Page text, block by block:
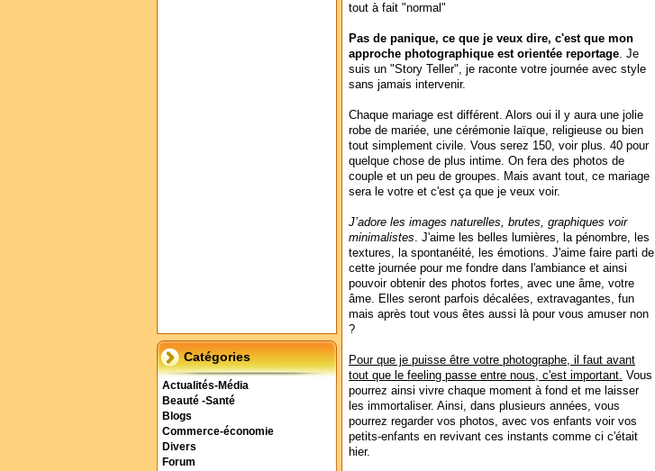
Catégories
Actualités-Média
Beauté -Santé
Blogs
Commerce-économie
Divers
Forum
tout à fait "normal"
Pas de panique, ce que je veux dire, c'est que mon
approche photographique est orientée reportage. Je
suis un "Story Teller", je raconte votre journée avec style
sans jamais intervenir.
Chaque mariage est différent. Alors oui il y aura une jolie
robe de mariée, une cérémonie laïque, religieuse ou bien
tout simplement civile. Vous serez 150, voir plus. 40 pour
quelque chose de plus intime. On fera des photos de
couple et un peu de groupes. Mais avant tout, ce mariage
sera le votre et c'est ça que je veux voir.
J’adore les images naturelles, brutes, graphiques voir
minimalistes. J'aime les belles lumières, la pénombre, les
textures, la spontanéité, les émotions. J'aime faire parti de
cette journée pour me fondre dans l'ambiance et ainsi
pouvoir obtenir des photos fortes, avec une âme, votre
âme. Elles seront parfois décalées, extravagantes, fun
mais après tout vous êtes aussi là pour vous amuser non
?
Pour que je puisse être votre photographe, il faut avant
tout que le feeling passe entre nous, c'est important. Vous
pourrez ainsi vivre chaque moment à fond et me laisser
les immortaliser. Ainsi, dans plusieurs années, vous
pourrez regarder vos photos, avec vos enfants voir vos
petits-enfants en revivant ces instants comme ci c'était
hier.